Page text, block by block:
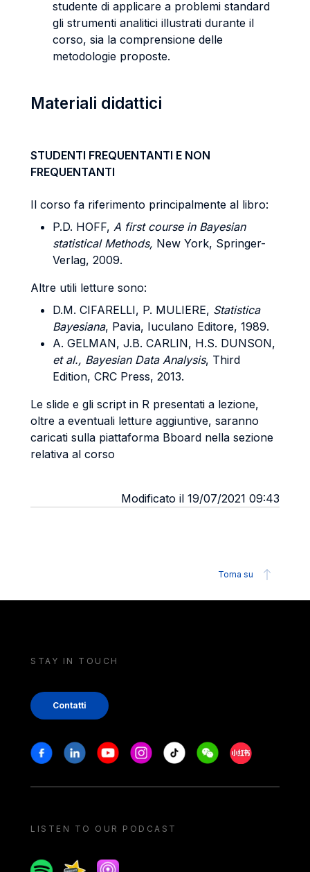
studente di applicare a problemi standard
gli strumenti analitici illustrati durante il
corso, sia la comprensione delle
metodologie proposte.
Materiali didattici
STUDENTI FREQUENTANTI E NON
FREQUENTANTI
Il corso fa riferimento principalmente al libro:
P.D. HOFF, A first course in Bayesian
statistical Methods, New York, Springer-
Verlag, 2009.
Altre utili letture sono:
D.M. CIFARELLI, P. MULIERE, Statistica
Bayesiana, Pavia, Iuculano Editore, 1989.
A. GELMAN, J.B. CARLIN, H.S. DUNSON,
et al., Bayesian Data Analysis, Third
Edition, CRC Press, 2013.
Le slide e gli script in R presentati a lezione,
oltre a eventuali letture aggiuntive, saranno
caricati sulla piattaforma Bboard nella sezione
relativa al corso
Modificato il 19/07/2021 09:43
Torna su
STAY IN TOUCH
Contatti
Stay in touch
FacebookLinkedinYoutubeInstagram
Tiktok WeechatXiaohongshu/
LISTEN TO OUR PODCAST
SpotifySpreakerApple podcast